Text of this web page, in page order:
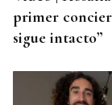
primer
sigue intacto”